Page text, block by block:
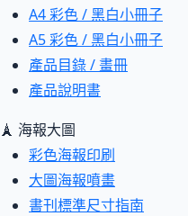
A4 彩色 / 黑白小冊子
A5 彩色 / 黑白小冊子
產品目錄 / 畫冊
產品說明書
🗼 海報大圖
彩色海報印刷
大圖海報噴畫
書刊標準尺寸指南